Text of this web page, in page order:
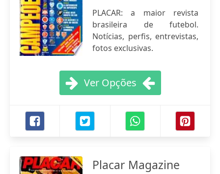
PLACAR: a maior revista
brasileira de futebol.
Notícias, perfis, entrevistas,
fotos exclusivas.
Ver Opções
Placar Magazine